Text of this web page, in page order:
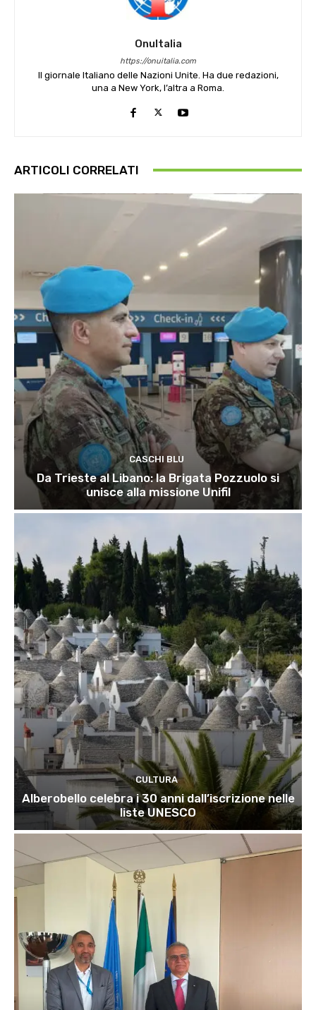
OnuItalia
https://onuitalia.com
Il giornale Italiano delle Nazioni Unite. Ha due redazioni,
una a New York, l’altra a Roma.
ARTICOLI CORRELATI
CASCHI BLU
Da Trieste al Libano: la Brigata Pozzuolo si
unisce alla missione Unifil
CULTURA
Alberobello celebra i 30 anni dall’iscrizione nelle
liste UNESCO